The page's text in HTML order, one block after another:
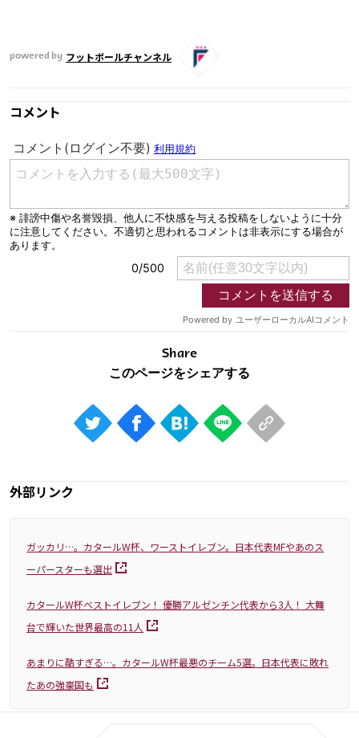
ご利用にあたって
お問い合わせ
Share
powered by フットボールチャンネル
コメント
Share
外部リンク
ガッカリ…。カタールW杯、ワーストイレブン。日本代表MFやあのス
ーパースターも選出
カタールW杯ベストイレブン！ 優勝アルゼンチン代表から3人！ 大舞
台で輝いた世界最高の11人
あまりに酷すぎる…。カタールW杯最悪のチーム5選。日本代表に敗れ
たあの強豪国も